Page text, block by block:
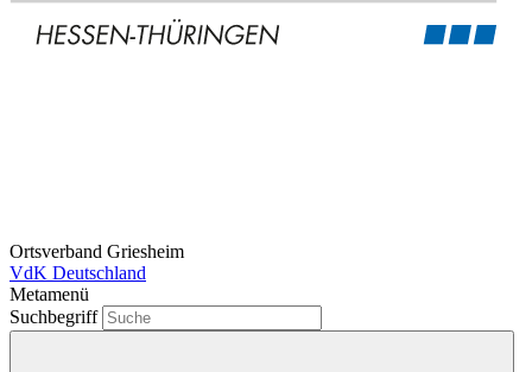
Ortsverband Griesheim
VdK Deutschland
Metamenü
Suchbegriff